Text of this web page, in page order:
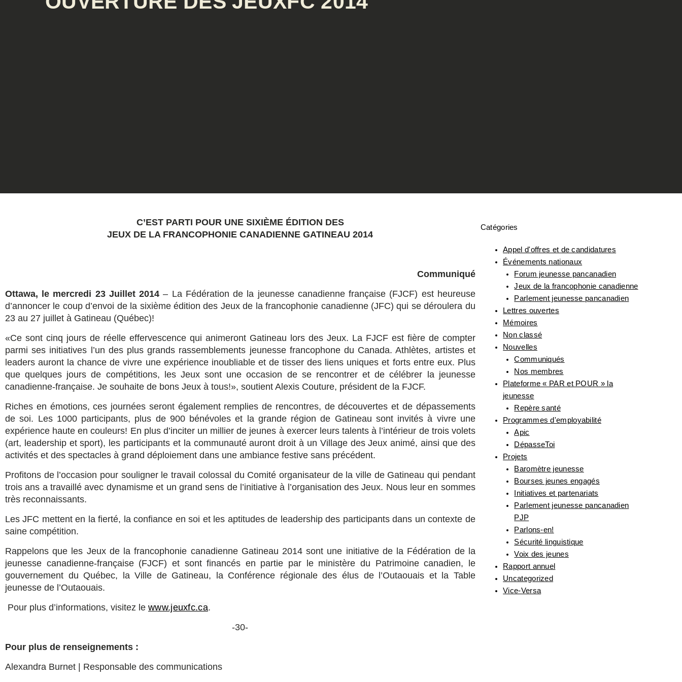
C’EST PARTI POUR UNE SIXIÈME ÉDITION DES
JEUX DE LA FRANCOPHONIE CANADIENNE GATINEAU 2014
Communiqué
Ottawa, le mercredi 23 Juillet 2014 – La Fédération de la jeunesse canadienne française (FJCF) est heureuse
d’annoncer le coup d’envoi de la sixième édition des Jeux de la francophonie canadienne (JFC) qui se déroulera du
23 au 27 juillet à Gatineau (Québec)!
«Ce sont cinq jours de réelle effervescence qui animeront Gatineau lors des Jeux. La FJCF est fière de compter
parmi ses initiatives l’un des plus grands rassemblements jeunesse francophone du Canada. Athlètes, artistes et
leaders auront la chance de vivre une expérience inoubliable et de tisser des liens uniques et forts entre eux. Plus
que quelques jours de compétitions, les Jeux sont une occasion de se rencontrer et de célébrer la jeunesse
canadienne-française. Je souhaite de bons Jeux à tous!», soutient Alexis Couture, président de la FJCF.
Riches en émotions, ces journées seront également remplies de rencontres, de découvertes et de dépassements
de soi. Les 1000 participants, plus de 900 bénévoles et la grande région de Gatineau sont invités à vivre une
expérience haute en couleurs! En plus d’inciter un millier de jeunes à exercer leurs talents à l’intérieur de trois volets
(art, leadership et sport), les participants et la communauté auront droit à un Village des Jeux animé, ainsi que des
activités et des spectacles à grand déploiement dans une ambiance festive sans précédent.
Profitons de l’occasion pour souligner le travail colossal du Comité organisateur de la ville de Gatineau qui pendant
trois ans a travaillé avec dynamisme et un grand sens de l’initiative à l’organisation des Jeux. Nous leur en sommes
très reconnaissants.
Les JFC mettent en la fierté, la confiance en soi et les aptitudes de leadership des participants dans un contexte de
saine compétition.
Rappelons que les Jeux de la francophonie canadienne Gatineau 2014 sont une initiative de la Fédération de la
jeunesse canadienne-française (FJCF) et sont financés en partie par le ministère du Patrimoine canadien, le
gouvernement du Québec, la Ville de Gatineau, la Conférence régionale des élus de l’Outaouais et la Table
jeunesse de l’Outaouais.
Pour plus d’informations, visitez le www.jeuxfc.ca.
-30-
Pour plus de renseignements :
Alexandra Burnet | Responsable des communications
Catégories
Appel d'offres et de candidatures
Événements nationaux
Forum jeunesse pancanadien
Jeux de la francophonie canadienne
Parlement jeunesse pancanadien
Lettres ouvertes
Mémoires
Non classé
Nouvelles
Communiqués
Nos membres
Plateforme « PAR et POUR » la
jeunesse
Repère santé
Programmes d'employabilité
Apic
DépasseToi
Projets
Baromètre jeunesse
Bourses jeunes engagés
Initiatives et partenariats
Parlement jeunesse pancanadien
PJP
Parlons-en!
Sécurité linguistique
Voix des jeunes
Rapport annuel
Uncategorized
Vice-Versa